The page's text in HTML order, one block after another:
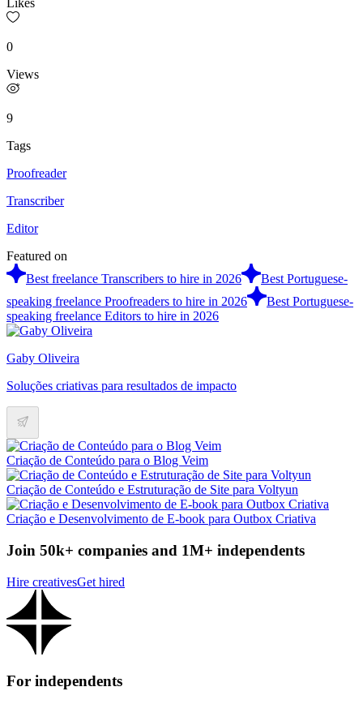
Likes
0
Views
9
Tags
Proofreader
Transcriber
Editor
Featured on
Best freelance Transcribers to hire in 2026
Best Portuguese-
speaking freelance Proofreaders to hire in 2026
Best Portuguese-
speaking freelance Editors to hire in 2026
Gaby Oliveira
Soluções criativas para resultados de impacto
Criação de Conteúdo para o Blog Veim
Criação de Conteúdo e Estruturação de Site para Voltyun
Criação e Desenvolvimento de E-book para Outbox Criativa
Join 50k+ companies and 1M+ independents
Hire creativesGet hired
For independents